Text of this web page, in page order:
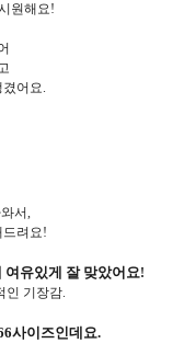
원해요!
어요.
서,
드려요!
여유있게 잘 맞았어요!
인 기장감.
사이즈인데요.